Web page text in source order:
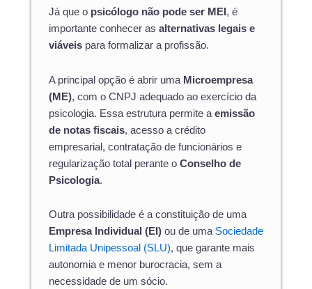
Já que o psicólogo não pode ser MEI , é
importante conhecer as alternativas legais e
viáveis para formalizar a profissão.
A principal opção é abrir uma Microempresa
(ME), com o CNPJ adequado ao exercício da
psicologia. Essa estrutura permite a emissão
de notas fiscais, acesso a crédito
empresarial, contratação de funcionários e
regularização total perante o Conselho de
Psicologia.
Outra possibilidade é a constituição de uma
Empresa Individual (EI) ou de uma Sociedade
Limitada Unipessoal (SLU), que garante mais
autonomia e menor burocracia, sem a
necessidade de um sócio.